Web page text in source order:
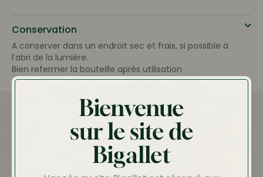
Bienvenue
sur le site de
Bigallet
Conservation
A conserver dans un endroit sec et frais, si possible à
l’abri de la lumière.
Bien refermer la bouteille après utilisation
Autres produits
Vous aimerez peut-être